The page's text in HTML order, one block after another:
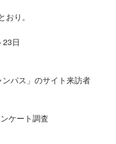
り。
日
パス」のサイト来訪者
ケート調査